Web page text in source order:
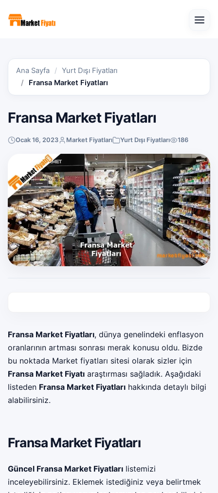
Ana Sayfa
Yurt Dışı Fiyatları
Fransa Market Fiyatları
Fransa Market Fiyatları
Ocak 16, 2023 Market Fiyatları Yurt Dışı Fiyatları 186
Fransa Market Fiyatları, dünya genelindeki enflasyon
oranlarının artması sonrası merak konusu oldu. Bizde
bu noktada Market fiyatları sitesi olarak sizler için
Fransa Market Fiyatı araştırması sağladık. Aşağıdaki
listeden Fransa Market Fiyatları hakkında detaylı bilgi
alabilirsiniz.
Fransa Market Fiyatları
Güncel Fransa Market Fiyatları listemizi
inceleyebilirsiniz. Eklemek istediğiniz veya belirtmek